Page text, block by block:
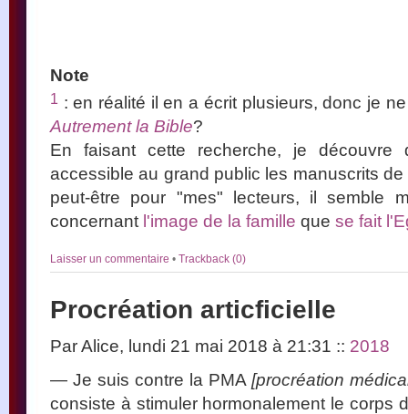
Note
1 : en réalité il en a écrit plusieurs, donc je
Autrement la Bible?
En faisant cette recherche, je découvre
accessible au grand public les manuscrits
peut-être pour "mes" lecteurs, il semble
concernant l'image de la famille que se fait
Laisser un commentaire • Trackback (0)
Procréation articficielle
Par Alice, lundi 21 mai 2018 à 21:31 :: 2018
— Je suis contre la PMA [procréation
consiste à stimuler hormonalement le corps